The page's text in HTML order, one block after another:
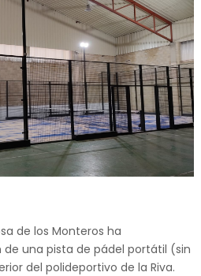
de los Monteros ha
una pista de pádel portátil (sin
del polideportivo de la Riva.